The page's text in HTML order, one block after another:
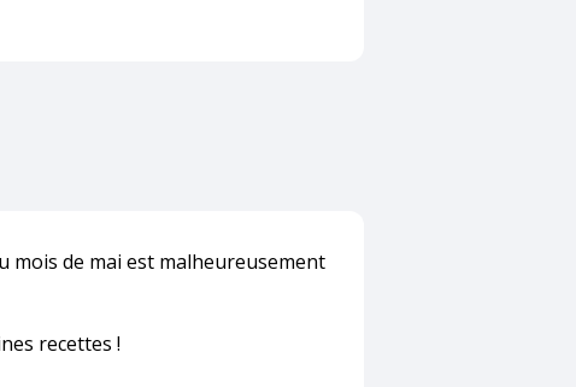
mois de mai est malheureusement
recettes !